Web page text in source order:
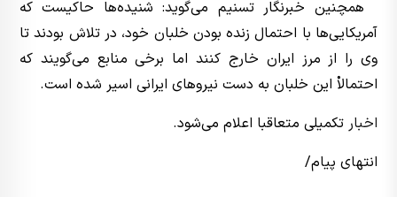
همچنین خبرنگار تسنیم می‌گوید: شنیده‌ها حاکیست که
آمریکایی‌ها با احتمال زنده بودن خلبان خود، در تلاش بودند تا
وی را از مرز ایران خارج کنند اما برخی منابع می‌گویند که
احتمالاْ این خلبان به دست نیروهای ایرانی اسیر شده است.
اخبار تکمیلی متعاقبا اعلام می‌شود.
انتهای پیام/